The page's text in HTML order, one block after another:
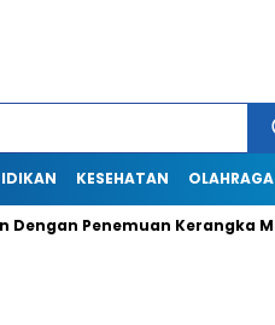
KESEHATAN OLAHRAGA
Penemuan Kerangka Manusia